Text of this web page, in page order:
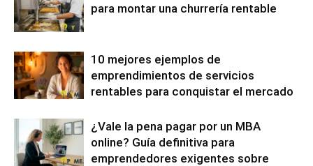
para montar una churrería rentable
10 mejores ejemplos de
emprendimientos de servicios
rentables para conquistar el mercado
¿Vale la pena pagar por un MBA
online? Guía definitiva para
emprendedores exigentes sobre